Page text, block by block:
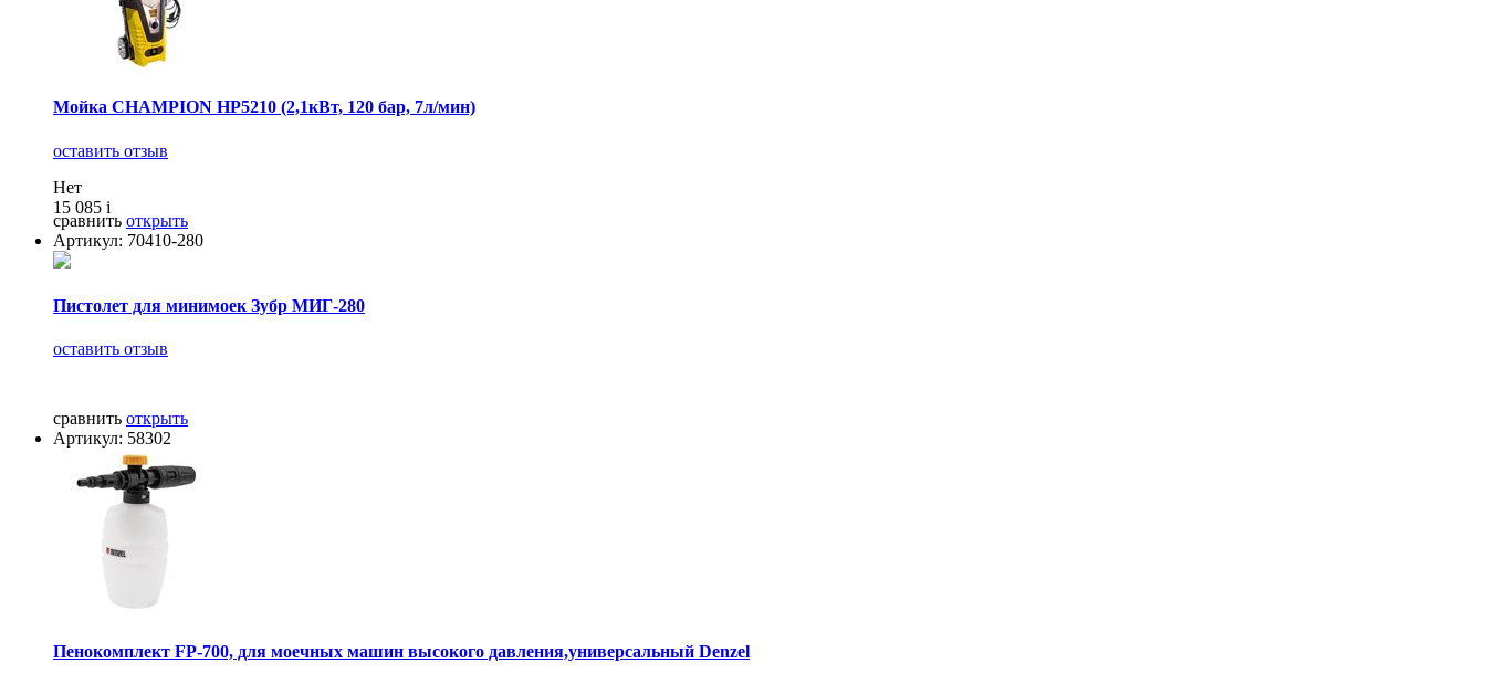
Мойка CHAMPION HP5210 (2,1кВт, 120 бар, 7л/мин)
оставить отзыв
Нет
15 085 i
сравнить открыть
Артикул: 70410-280
Пистолет для минимоек Зубр МИГ-280
оставить отзыв
сравнить открыть
Артикул: 58302
Пенокомплект FP-700, для моечных машин высокого давления,универсальный Denzel